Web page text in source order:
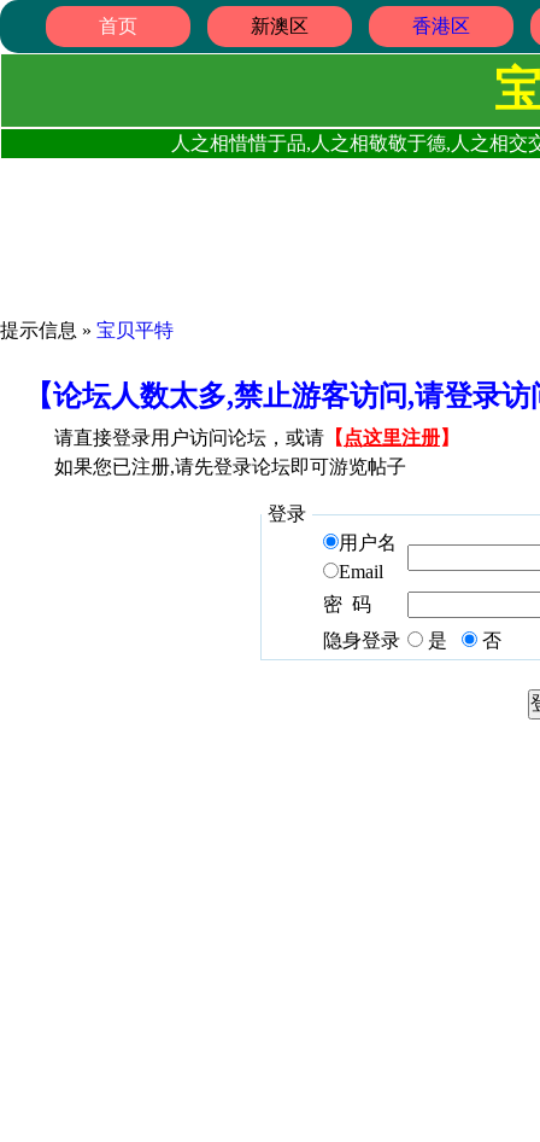
首页 新澳区 香港区
人之相惜惜于品,人之相敬敬于德,人之相
提示信息 » 宝贝平特
【论坛人数太多,禁止游客访问,请登录
请直接登录用户访问论坛，或请 【 点这里注册】
如果您已注册,请先登录论坛即可游览帖子
登录
用户名
Email
密 码
隐身登录
是 否